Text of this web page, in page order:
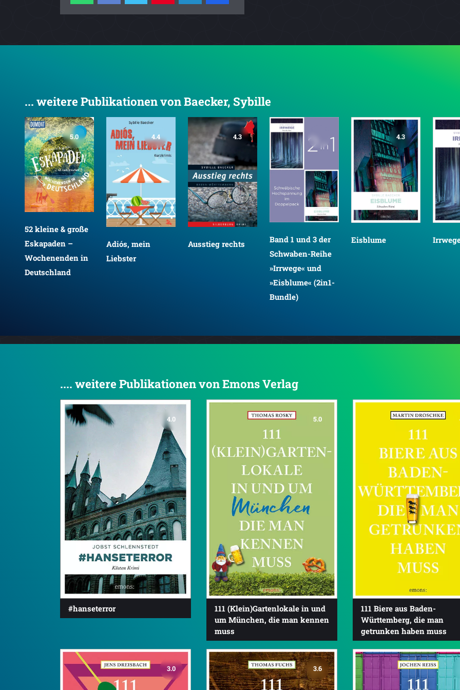
... weitere Publikationen von Baecker, Sybille
5.0
52 kleine & große
Eskapaden –
Wochenenden in
Deutschland
4.4
Adiós, mein
Liebster
4.3
Ausstieg rechts
Band 1 und 3 der
Schwaben-Reihe
»Irrwege« und
»Eisblume« (2in1-
Bundle)
4.3
Eisblume
.... weitere Publikationen von Emons Verlag
4.0
#hanseterror
5.0
111 (Klein)Gartenlokale in und
um München, die man kennen
muss
111 Biere aus Baden-
Württemberg, die man
getrunken haben muss
3.0 3.6